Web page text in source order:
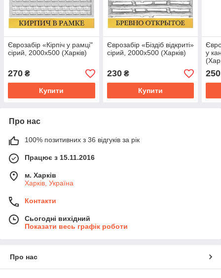
Єврозабір «Кірпіч у рамці"
сірий, 2000х500 (Харків)
270 ₴
Купити
Єврозабір «Біздіб відкриті»
сірий, 2000х500 (Харків)
230₴
Купити
у
250
Про нас
100% позитивних з 36 відгуків за рік
Працює з 15.11.2016
м. Харків
Харків, Україна
Контакти
Сьогодні вихідний
Показати весь графік роботи
Про нас